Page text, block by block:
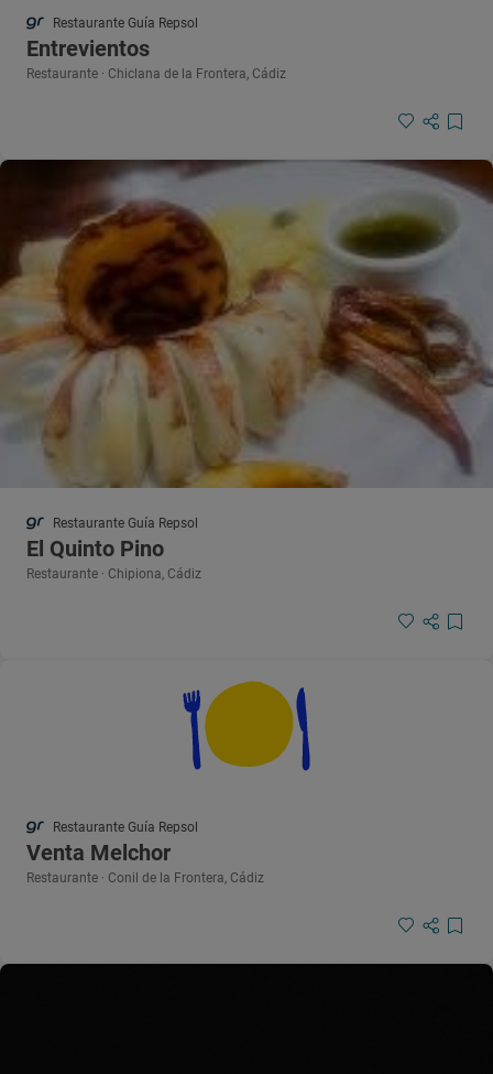
Restaurante Guía Repsol
Entrevientos
Restaurante · Chiclana de la Frontera, Cádiz
Restaurante Guía Repsol
El Quinto Pino
Restaurante · Chipiona, Cádiz
Restaurante Guía Repsol
Venta Melchor
Restaurante · Conil de la Frontera, Cádiz